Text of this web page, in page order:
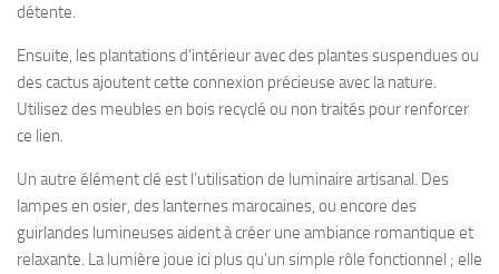
détente.
Ensuite, les plantations d’intérieur avec des plantes suspendues ou
des cactus ajoutent cette connexion précieuse avec la nature.
Utilisez des meubles en bois recyclé ou non traités pour renforcer
ce lien.
Un autre élément clé est l’utilisation de luminaire artisanal. Des
lampes en osier, des lanternes marocaines, ou encore des
guirlandes lumineuses aident à créer une ambiance romantique et
relaxante. La lumière joue ici plus qu’un simple rôle fonctionnel ; elle